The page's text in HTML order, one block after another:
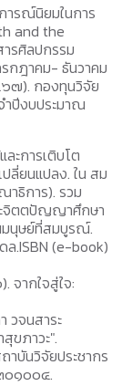
ารณ์นิยมในการ
and the
รศิลปกรรม
กฎาคม- ธันวาคม
๗). กองทุนวิจัย
ปีงบประมาณ
ะการเติบโต
ลี่ยนแปลง. ใน สม
ธิการ). รวม
ะจิตตปัญญาศึกษา
มนุษย์ที่สมบูรณ์.
.ISBN (e-book)
จากใจสู่ใจ:
วจนสาระ
ขภาวะ".
าบันวิจัยประชากร
๐๑๐๐๔.